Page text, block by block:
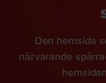
Den hemsida
närvarande